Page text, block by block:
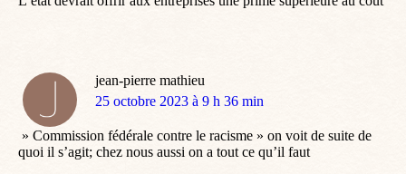
jean-pierre mathieu
dit
25 octobre 2023 à 9 h 36 min
» Commission fédérale contre le racisme » on voit de suite de
quoi il s’agit; chez nous aussi on a tout ce qu’il faut